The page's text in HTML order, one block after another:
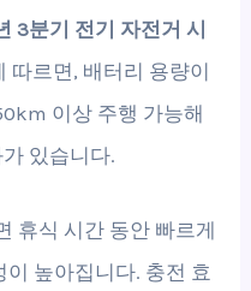
3분기 전기 자전거 시
따르면, 배터리 용량이
이상 주행 가능해
있습니다.
휴식 시간 동안 빠르게
높아집니다. 충전 효